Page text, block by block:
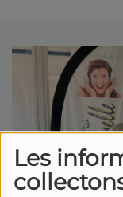
Les